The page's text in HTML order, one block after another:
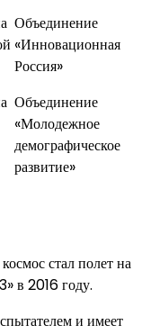
Объединение
«Инновационная
Россия»
Объединение
«Молодежное
демографическое
развитие»
стал полет на
в 2016 году.
и имеет